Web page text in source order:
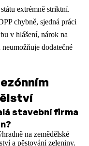
extrémně striktní.
chybně, sjedná práci
v hlášení, nárok na
dodatečné
stavební firma
na zemědělské
a pěstování zeleniny.